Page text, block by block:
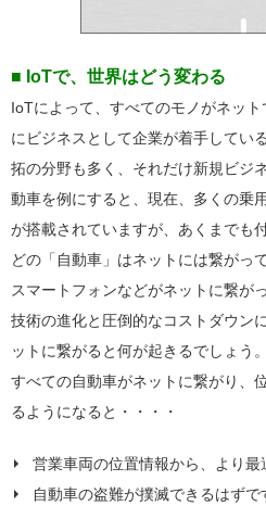
■ IoTで、世界はどう変わる
IoTによって、すべてのモノがネッ
にビジネスとして企業が着手してい
拓の分野も多く、それだけ新規ビジ
動車を例にすると、現在、多くの乗
が搭載されていますが、あくまでも
どの「自動車」はネットには繋がっ
スマートフォンなどがネットに繋が
技術の進化と圧倒的なコストダウン
ットに繋がると何が起きるでしょう。
すべての自動車がネットに繋がり、
るようになると・・・・
営業車両の位置情報から、より
自動車の盗難が撲滅できるはずで